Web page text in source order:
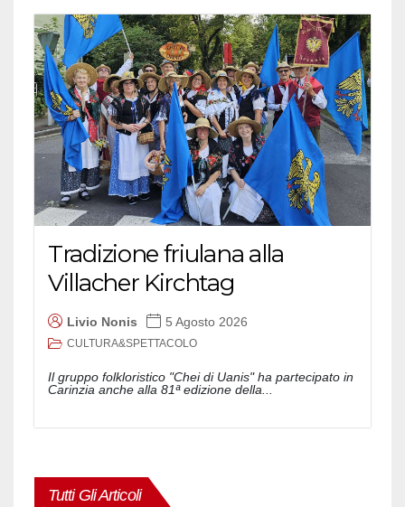
Tradizione friulana alla
Villacher Kirchtag
Livio Nonis 5 Agosto 2026
CULTURA&SPETTACOLO
Il gruppo folkloristico "Chei di Uanis" ha partecipato in
Carinzia anche alla 81ª edizione della...
Tutti Gli Articoli